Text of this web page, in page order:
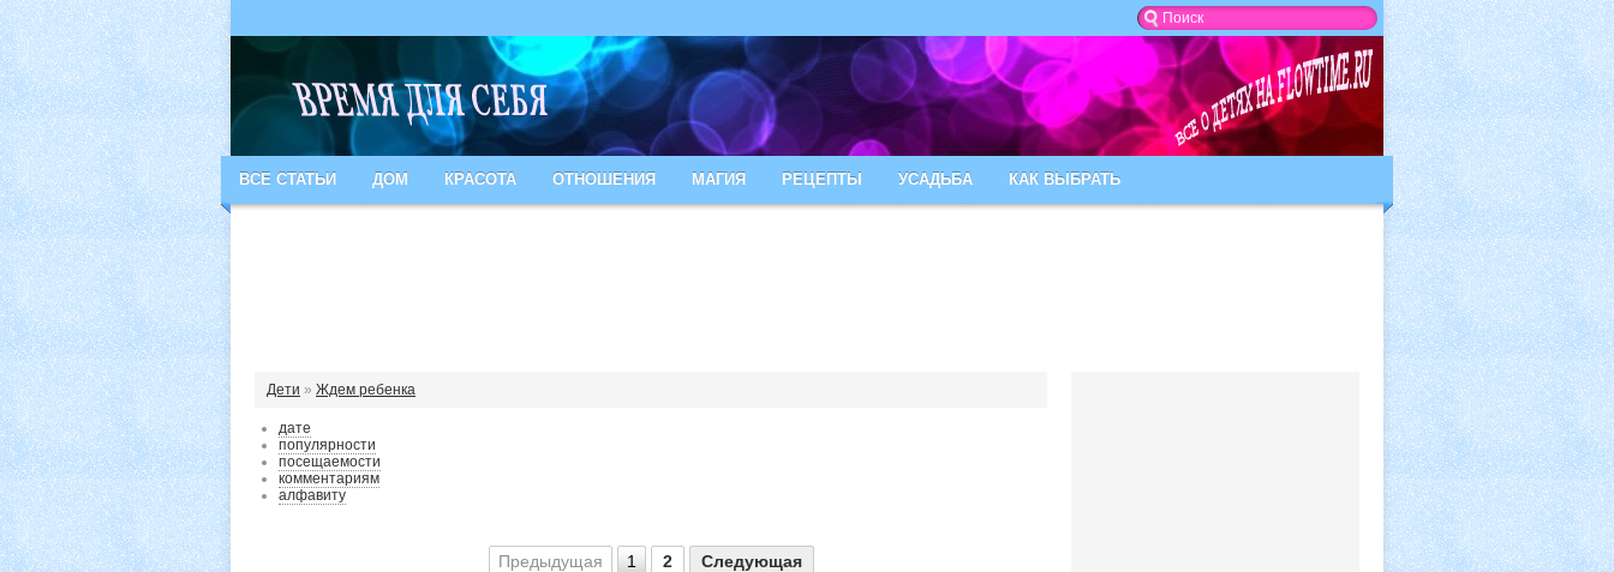
ВСЕ СТАТЬИ ДОМ КРАСОТА ОТНОШЕНИЯ МАГИЯ РЕЦЕПТЫ УСАДЬБА КАК ВЫБРАТЬ
Дети » Ждем ребенка
дате
популярности
посещаемости
комментариям
алфавиту
Предыдущая 1 2 Следующая